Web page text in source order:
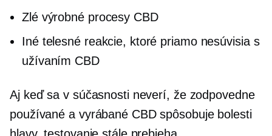
Zlé výrobné procesy CBD
Iné telesné reakcie, ktoré priamo nesúvisia s
užívaním CBD
Aj keď sa v súčasnosti neverí, že zodpovedne
používané a vyrábané CBD spôsobuje bolesti